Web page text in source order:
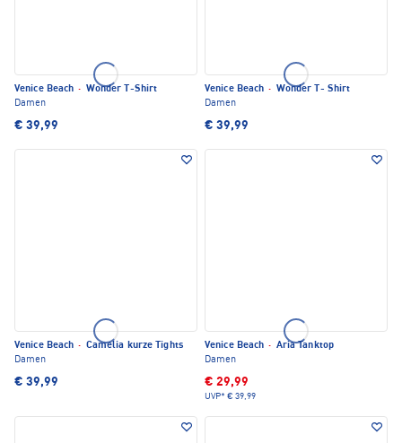
Venice Beach · Wonder T-Shirt
Damen
€ 39,99
Venice Beach · Wonder T- Shirt
Damen
€ 39,99
Venice Beach · Camelia kurze Tights
Damen
€ 39,99
Venice Beach · Aria Tanktop
Damen
€ 29,99
UVP* € 39,99